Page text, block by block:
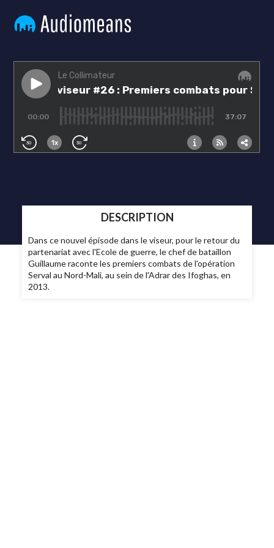
DESCRIPTION
Dans ce nouvel épisode dans le viseur, pour le retour du
partenariat avec l'Ecole de guerre, le chef de bataillon
Guillaume raconte les premiers combats de l'opération
Serval au Nord-Mali, au sein de l'Adrar des Ifoghas, en
2013.